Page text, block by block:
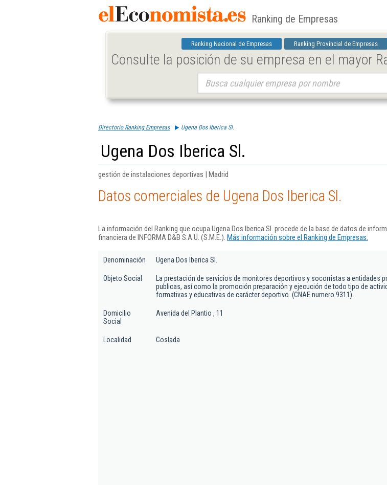
Ranking de Empresas
Ranking Nacional de Empresas Ranking Provincial de Empresas
Consulte la posición de su empresa en el mayor
Directorio Ranking Empresas Ugena Dos Iberica Sl.
Ugena Dos Iberica Sl.
gestión de instalaciones deportivas | Madrid
Datos comerciales de Ugena Dos Iberica Sl.
La información del Ranking que ocupa Ugena Dos Iberica Sl. procede de la base de datos de
financiera de INFORMA D&B S.A.U. (S.M.E.). Más información sobre el Ranking de Empresas.
Denominación Ugena Dos Iberica Sl.
Objeto Social
La prestación de servicios de monitores deportivos y socorristas a entidades
publicas, así como la promoción preparación y ejecución de todo tipo de
formativas y educativas de carácter deportivo. (CNAE numero 9311).
Domicilio
Social
Avenida del Plantio , 11
Localidad Coslada